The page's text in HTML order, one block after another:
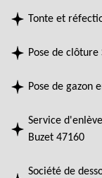
Tonte et
Pose de
Pose de gazon
Service
Buzet 47160
Société de